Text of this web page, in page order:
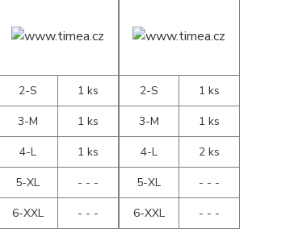
2-S
1 ks
3-M
1 ks
4-L
1 ks
5-XL
- - -
6-XXL
- - -
2-S
1 ks
3-M
1 ks
4-L
2 ks
5-XL
- - -
6-XXL
- - -